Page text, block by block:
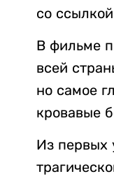
со
В фильме
всей
но самое
кровавые
Из первых